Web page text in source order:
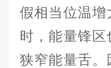
假相当位温
时，能量锋
狭窄能量舌